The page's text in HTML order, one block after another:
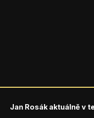
Jan Rosák aktuálně v